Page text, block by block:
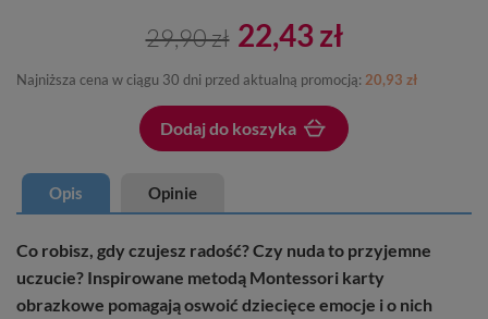
29,90 zł 22,43 zł
Najniższa cena w ciągu 30 dni przed aktualną promocją: 20,93 zł
Dodaj do koszyka
Opis Opinie
Co robisz, gdy czujesz radość? Czy nuda to przyjemne
uczucie? Inspirowane metodą Montessori karty
obrazkowe pomagają oswoić dziecięce emocje i o nich